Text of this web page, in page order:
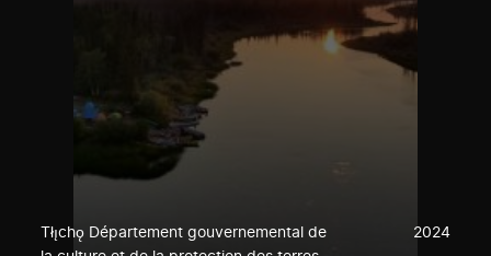
Tłı̨chǫ Département gouvernemental de
2024